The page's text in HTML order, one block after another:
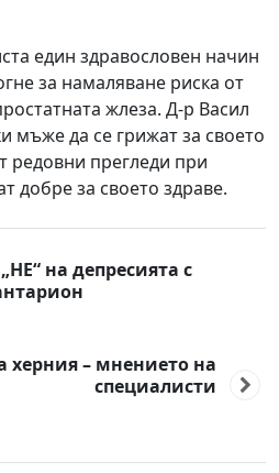
един здравословен начин
за намаляване риска от
жлеза. Д-р Васил
мъже да се грижат за своето
редовни прегледи при
добре за своето здраве.
на депресията с
херния – мнението на
специалисти